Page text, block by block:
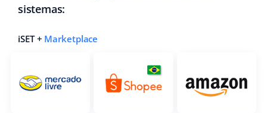
sistemas:
iSET + Marketplace